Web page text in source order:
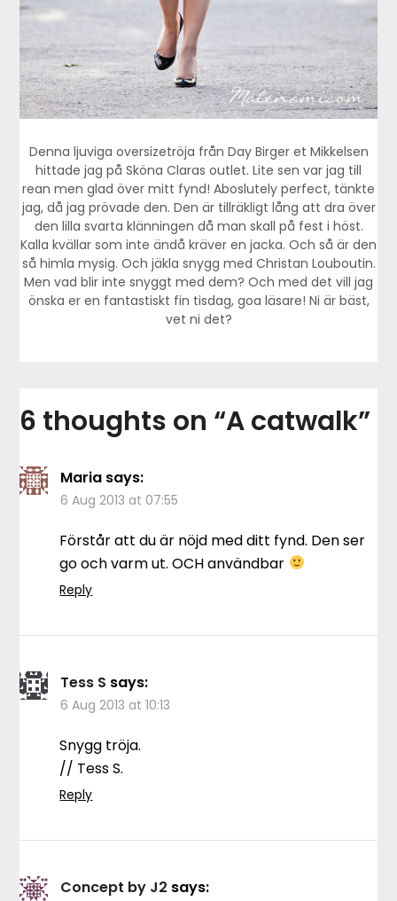
Denna ljuviga oversizetröja från Day Birger et Mikkelsen
hittade jag på Sköna Claras outlet. Lite sen var jag till
rean men glad över mitt fynd! Aboslutely perfect, tänkte
jag, då jag prövade den. Den är tillräkligt lång att dra över
den lilla svarta klänningen då man skall på fest i höst.
Kalla kvällar som inte ändå kräver en jacka. Och så är den
så himla mysig. Och jäkla snygg med Christan Louboutin.
Men vad blir inte snyggt med dem? Och med det vill jag
önska er en fantastiskt fin tisdag, goa läsare! Ni är bäst,
vet ni det?
6 thoughts on “A catwalk”
Maria says:
6 Aug 2013 at 07:55
Förstår att du är nöjd med ditt fynd. Den ser
go och varm ut. OCH användbar
Reply
Tess S says:
6 Aug 2013 at 10:13
Snygg tröja.
// Tess S.
Reply
Concept by J2 says: